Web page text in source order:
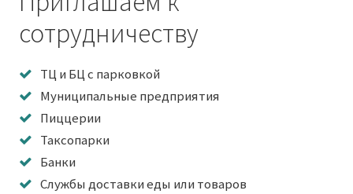
сотрудничеству
ТЦ и БЦ с парковкой
Муниципальные предприятия
Пиццерии
Таксопарки
Банки
Службы доставки еды или товаров